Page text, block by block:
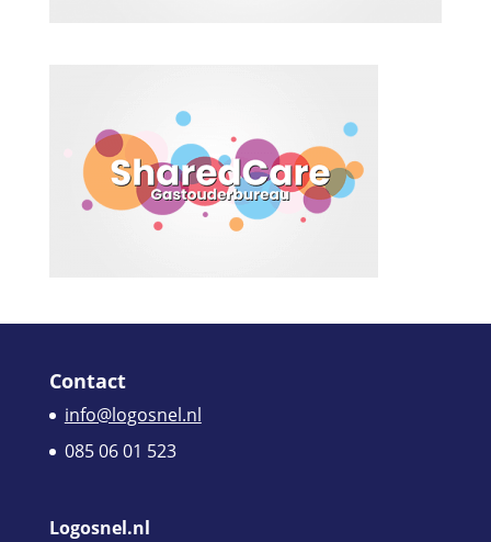
Contact
info@logosnel.nl
085 06 01 523
Logosnel.nl